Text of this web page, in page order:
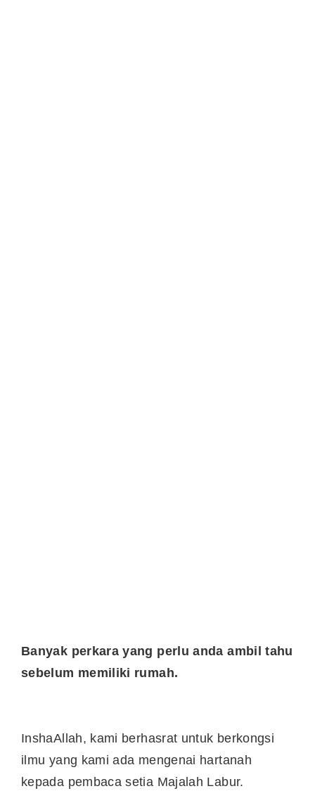
Banyak perkara yang perlu anda ambil tahu
sebelum memiliki rumah.
InshaAllah, kami berhasrat untuk berkongsi
ilmu yang kami ada mengenai hartanah
kepada pembaca setia Majalah Labur.